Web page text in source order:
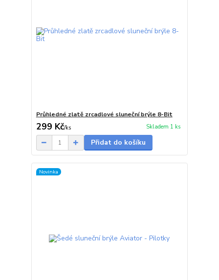
Průhledné zlatě zrcadlové sluneční brýle 8-Bit
299 Kč/ks Skladem 1 ks
Přidat do košíku
Novinka